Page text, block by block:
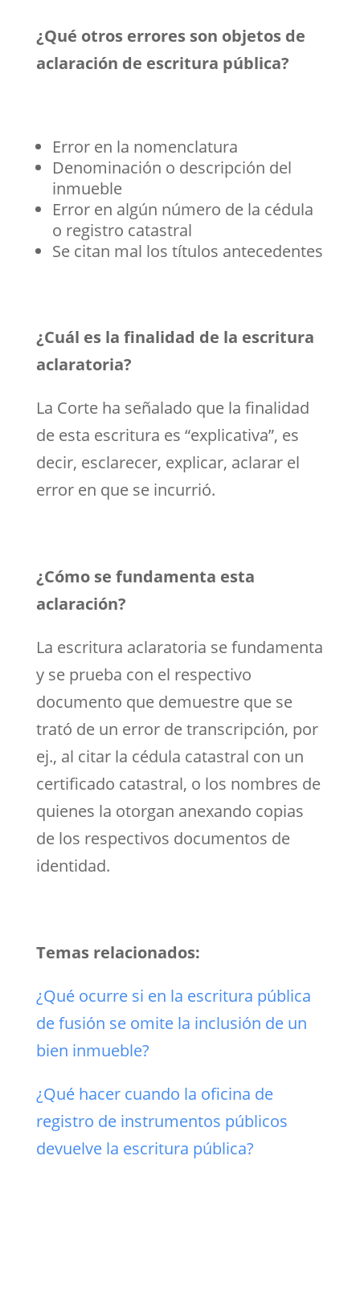
¿Qué otros errores son objetos de
aclaración de escritura pública?
Error en la nomenclatura
Denominación o descripción del
inmueble
Error en algún número de la cédula
o registro catastral
Se citan mal los títulos antecedentes
¿Cuál es la finalidad de la escritura
aclaratoria?
La Corte ha señalado que la finalidad
de esta escritura es “explicativa”, es
decir, esclarecer, explicar, aclarar el
error en que se incurrió.
¿Cómo se fundamenta esta
aclaración?
La escritura aclaratoria se fundamenta
y se prueba con el respectivo
documento que demuestre que se
trató de un error de transcripción, por
ej., al citar la cédula catastral con un
certificado catastral, o los nombres de
quienes la otorgan anexando copias
de los respectivos documentos de
identidad.
Temas relacionados:
¿Qué ocurre si en la escritura pública
de fusión se omite la inclusión de un
bien inmueble?
¿Qué hacer cuando la oficina de
registro de instrumentos públicos
devuelve la escritura pública?